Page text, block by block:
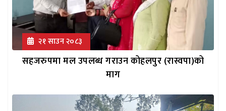
२१ साउन २०८३
सहजरुपमा मल उपलब्ध गराउन कोहलपुर (रास्वपा)को
माग